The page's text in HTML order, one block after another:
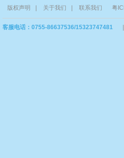
版权声明 关于我们 联系我们 粤
客服电话：0755-86637536/15323747481